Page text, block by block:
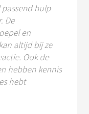
passend hulp
De
en
altijd bij ze
Ook de
hebben kennis
hebt